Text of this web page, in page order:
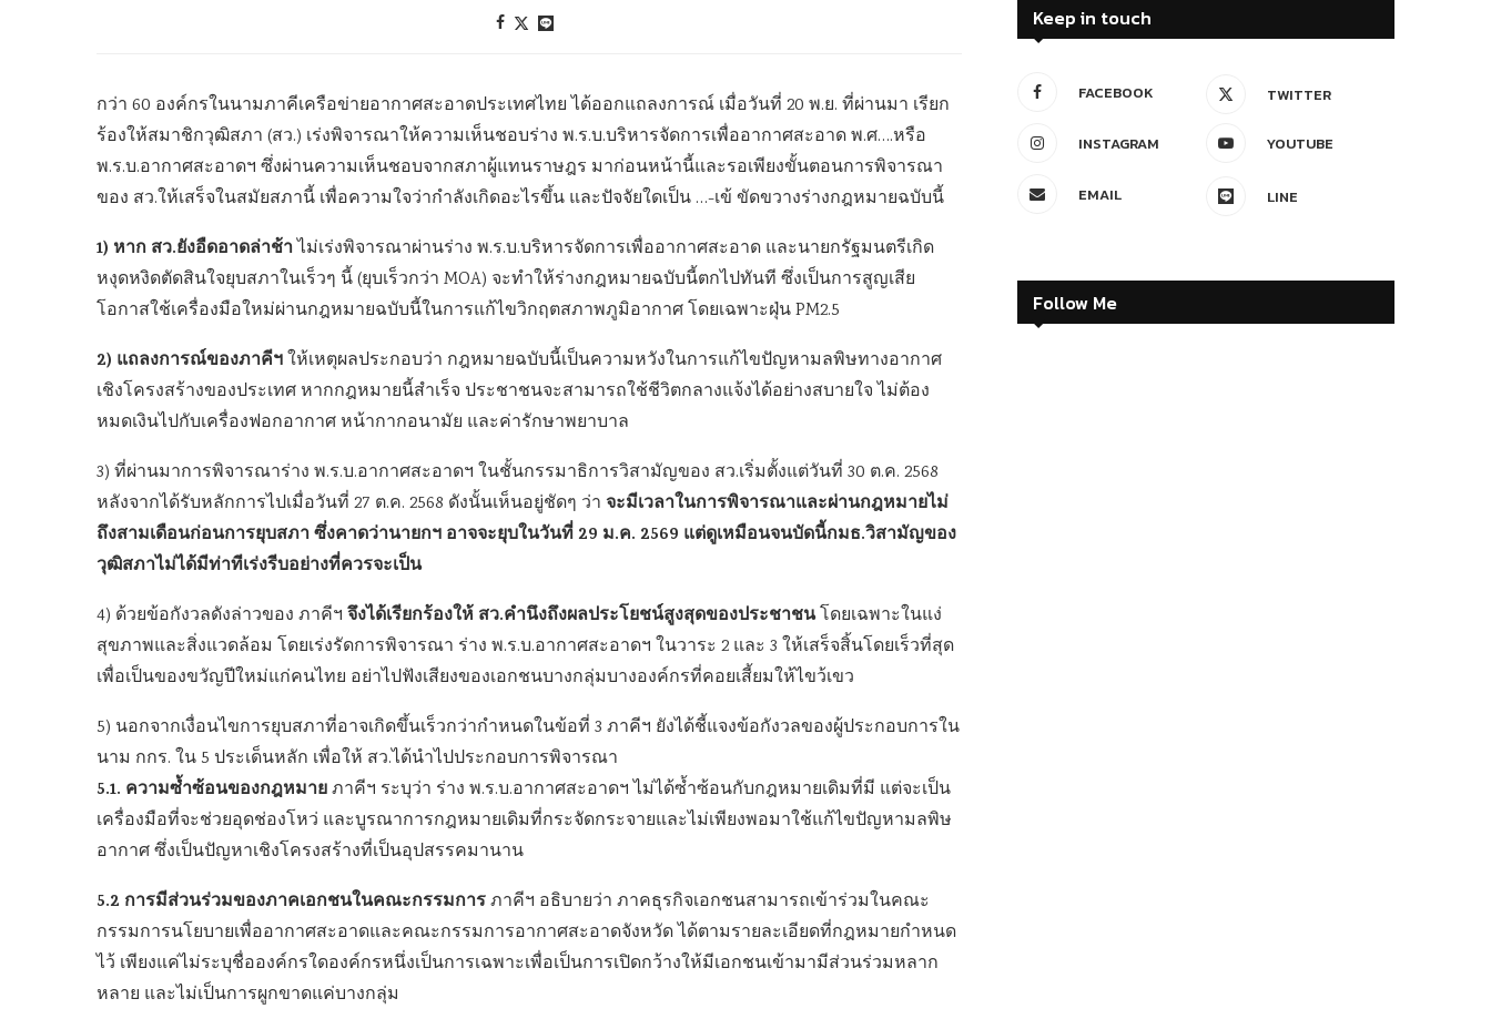
กว่า 60 องค์กรในนามภาคีเครือข่ายอากาศสะอาดประเทศไทย ได้ออกแถลงการณ์ เมื่อวันที่ 20 พ.ย. ที่ผ่านมา เรียก
ร้องให้สมาชิกวุฒิสภา (สว.) เร่งพิจารณาให้ความเห็นชอบร่าง พ.ร.บ.บริหารจัดการเพื่ออากาศสะอาด พ.ศ….หรือ
พ.ร.บ.อากาศสะอาดฯ ซึ่งผ่านความเห็นชอบจากสภาผู้แทนราษฎร มาก่อนหน้านี้และรอเพียงขั้นตอนการพิจารณา
ของ สว.ให้เสร็จในสมัยสภานี้ เพื่อความใจว่ากำลังเกิดอะไรขึ้น และปัจจัยใดเป็น …-เข้ ขัดขวางร่างกฎหมายฉบับนี้
1) หาก สว.ยังอืดอาดล่าช้าไม่เร่งพิจารณาผ่านร่าง พ.ร.บ.บริหารจัดการเพื่ออากาศสะอาด และนายกรัฐมนตรีเกิด
หงุดหงิดตัดสินใจยุบสภาในเร็วๆ นี้ (ยุบเร็วกว่า MOA) จะทำให้ร่างกฎหมายฉบับนี้ตกไปทันที ซึ่งเป็นการสูญเสีย
โอกาสใช้เครื่องมือใหม่ผ่านกฎหมายฉบับนี้ในการแก้ไขวิกฤตสภาพภูมิอากาศ โดยเฉพาะฝุ่น PM2.5
2) แถลงการณ์ของภาคีฯให้เหตุผลประกอบว่า กฎหมายฉบับนี้เป็นความหวังในการแก้ไขปัญหามลพิษทางอากาศ
เชิงโครงสร้างของประเทศ หากกฎหมายนี้สำเร็จ ประชาชนจะสามารถใช้ชีวิตกลางแจ้งได้อย่างสบายใจ ไม่ต้อง
หมดเงินไปกับเครื่องฟอกอากาศ หน้ากากอนามัย และค่ารักษาพยาบาล
3) ที่ผ่านมาการพิจารณาร่าง พ.ร.บ.อากาศสะอาดฯ ในชั้นกรรมาธิการวิสามัญของ สว.เริ่มตั้งแต่วันที่ 30 ต.ค. 2568
หลังจากได้รับหลักการไปเมื่อวันที่ 27 ต.ค. 2568 ดังนั้นเห็นอยู่ชัดๆ ว่า จะมีเวลาในการพิจารณาและผ่านกฎหมายไม่
ถึงสามเดือนก่อนการยุบสภา ซึ่งคาดว่านายกฯ อาจจะยุบในวันที่ 29 ม.ค. 2569 แต่ดูเหมือนจนบัดนี้กมธ.วิสามัญของ
วุฒิสภาไม่ได้มีท่าทีเร่งรีบอย่างที่ควรจะเป็น
4) ด้วยข้อกังวลดังล่าวของ ภาคีฯ จึงได้เรียกร้องให้ สว.คำนึงถึงผลประโยชน์สูงสุดของประชาชนโดยเฉพาะในแง่
สุขภาพและสิ่งแวดล้อม โดยเร่งรัดการพิจารณา ร่าง พ.ร.บ.อากาศสะอาดฯ ในวาระ 2 และ 3 ให้เสร็จสิ้นโดยเร็วที่สุด
เพื่อเป็นของขวัญปีใหม่แก่คนไทย อย่าไปฟังเสียงของเอกชนบางกลุ่มบางองค์กรที่คอยเสี้ยมให้ไขว้เขว
5) นอกจากเงื่อนไขการยุบสภาที่อาจเกิดขึ้นเร็วกว่ากำหนดในข้อที่ 3 ภาคีฯ ยังได้ชี้แจงข้อกังวลของผู้ประกอบการใน
นาม กกร. ใน 5 ประเด็นหลัก เพื่อให้ สว.ได้นำไปประกอบการพิจารณา
5.1. ความซ้ำซ้อนของกฎหมายภาคีฯ ระบุว่า ร่าง พ.ร.บ.อากาศสะอาดฯ ไม่ได้ซ้ำซ้อนกับกฎหมายเดิมที่มี แต่จะเป็น
เครื่องมือที่จะช่วยอุดช่องโหว่ และบูรณาการกฎหมายเดิมที่กระจัดกระจายและไม่เพียงพอมาใช้แก้ไขปัญหามลพิษ
อากาศ ซึ่งเป็นปัญหาเชิงโครงสร้างที่เป็นอุปสรรคมานาน
5.2 การมีส่วนร่วมของภาคเอกชนในคณะกรรมการภาคีฯ อธิบายว่า ภาคธุรกิจเอกชนสามารถเข้าร่วมในคณะ
กรรมการนโยบายเพื่ออากาศสะอาดและคณะกรรมการอากาศสะอาดจังหวัด ได้ตามรายละเอียดที่กฎหมายกำหนด
ไว้ เพียงแค่ไม่ระบุชื่อองค์กรใดองค์กรหนึ่งเป็นการเฉพาะเพื่อเป็นการเปิดกว้างให้มีเอกชนเข้ามามีส่วนร่วมหลาก
หลาย และไม่เป็นการผูกขาดแค่บางกลุ่ม
Keep in touch
FACEBOOK TWITTER
INSTAGRAM YOUTUBE
EMAIL LINE
Follow Me